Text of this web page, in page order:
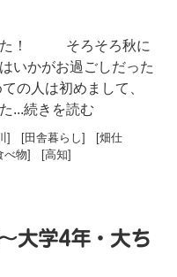
た！ そろそろ秋に
いかがお過ごしだった
の人は初めまして、
...続きを読む
] [田舎暮らし] [畑仕
べ物] [高知]
大学4年・大ち